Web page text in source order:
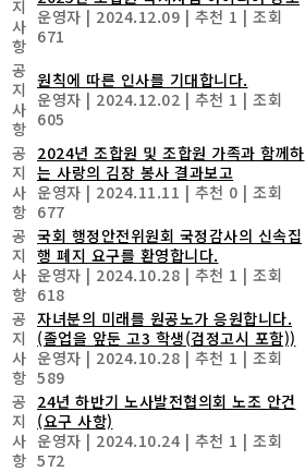
지
사
항
운영자 | 2024.12.09 | 추천 1 | 조회
671
공
지
사
항
원칙에 따른 인사를 기대합니다.
운영자 | 2024.12.02 | 추천 1 | 조회
605
공
지
사
항
2024년 조합원 및 조합원 가족과 함께하
는 사랑의 김장 봉사 결과보고
운영자 | 2024.11.11 | 추천 0 | 조회
677
공
지
사
항
국회 행정안전위원회 국정감사의 신속집
행 폐지 요구를 환영합니다.
운영자 | 2024.10.28 | 추천 1 | 조회
618
공
지
사
항
자녀분의 미래를 원공노가 응원합니다.
(졸업을 앞둔 고3 학생(검정고시 포함))
운영자 | 2024.10.28 | 추천 1 | 조회
589
공
지
사
항
24년 하반기 노사발전협의회 노조 안건
(요구 사항)
운영자 | 2024.10.24 | 추천 1 | 조회
572